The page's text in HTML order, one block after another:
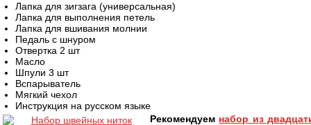
Лапка для зигзага (универсальная)
Лапка для выполнения петель
Лапка для вшивания молнии
Педаль с шнуром
Отвертка 2 шт
Масло
Шпули 3 шт
Вспарыватель
Мягкий чехол
Инструкция на русском языке
Рекомендуем набор из